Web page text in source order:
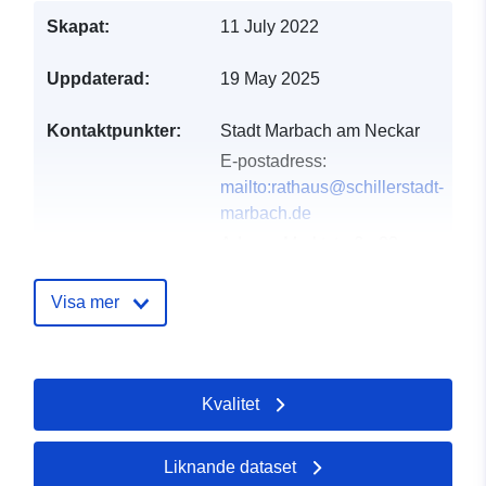
Skapat: 11 July 2022
Uppdaterad: 19 May 2025
Kontaktpunkter:
Stadt Marbach am Neckar
E-postadress:
mailto:rathaus@schillerstadt-
marbach.de
marbach.de
Katalogregister: Läggs till i data.europa.eu: 21
February 2026
Visa mer
Kvalitet
Liknande dataset